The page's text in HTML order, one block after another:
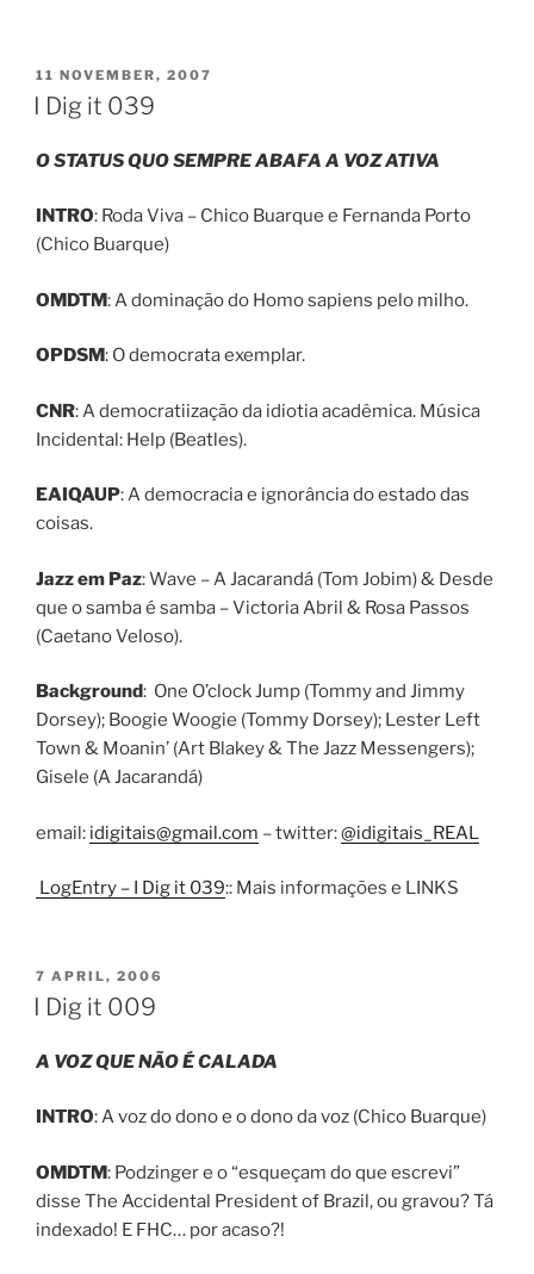
POSTED
ON
11 NOVEMBER, 2007
I Dig it 039
O STATUS QUO SEMPRE ABAFA A VOZ ATIVA
INTRO: Roda Viva – Chico Buarque e Fernanda Porto
(Chico Buarque)
OMDTM: A dominação do Homo sapiens pelo milho.
OPDSM: O democrata exemplar.
CNR: A democratiização da idiotia acadêmica. Música
Incidental: Help (Beatles).
EAIQAUP: A democracia e ignorância do estado das
coisas.
Jazz em Paz: Wave – A Jacarandá (Tom Jobim) & Desde
que o samba é samba – Victoria Abril & Rosa Passos
(Caetano Veloso).
Background: One O’clock Jump (Tommy and Jimmy
Dorsey); Boogie Woogie (Tommy Dorsey); Lester Left
Town & Moanin’ (Art Blakey & The Jazz Messengers);
Gisele (A Jacarandá)
email: idigitais@gmail.com – twitter:@idigitais_REAL
LogEntry – I Dig it 039:: Mais informações e LINKS
POSTED
ON
7 APRIL, 2006
I Dig it 009
A VOZ QUE NÃO É CALADA
INTRO: A voz do dono e o dono da voz (Chico Buarque)
OMDTM: Podzinger e o “esqueçam do que escrevi”
disse The Accidental President of Brazil, ou gravou? Tá
indexado! E FHC… por acaso?!